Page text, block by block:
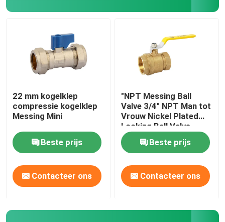
22 mm kogelklep
compressie kogelklep
Messing Mini
Beste prijs
Contacteer ons
"NPT Messing Ball
Valve 3/4" NPT Man tot
Vrouw Nickel Plated
Locking Ball Valve
Beste prijs
Contacteer ons